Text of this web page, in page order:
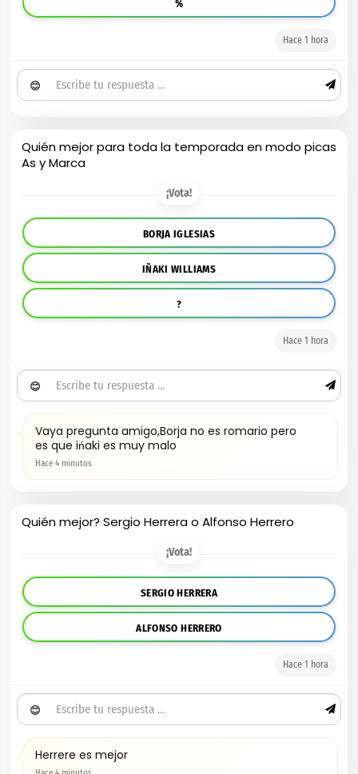
%
Hace 1 hora
😊
Quién mejor para toda la temporada en modo picas
As y Marca
¡Vota!
BORJA IGLESIAS
IÑAKI WILLIAMS
?
Hace 1 hora
😊
Vaya pregunta amigo,Borja no es romario pero
es que ińaki es muy malo
Hace 4 minutos
Quién mejor? Sergio Herrera o Alfonso Herrero
¡Vota!
SERGIO HERRERA
ALFONSO HERRERO
Hace 1 hora
😊
Herrere es mejor